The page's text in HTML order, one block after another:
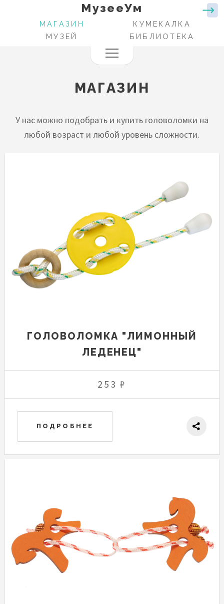
МузееУм
ОСНОВНАЯ
НАВИГАЦИЯ
МУЗЕЙ БИБЛИОТЕКА
МАГАЗИН КУМЕКАЛКА
ГОЛОВОЛОМКА "ЛИМОННЫЙ
ЛЕДЕНЕЦ"
253 ₽
ПОДРОБНЕЕ
МАГАЗИН
У нас можно подобрать и купить головоломки на
любой возраст и любой уровень сложности.